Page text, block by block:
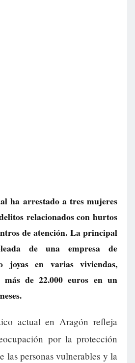
ha arrestado a tres mujeres
relacionados con hurtos
de atención. La principal
de una empresa de
joyas en varias viviendas,
más de 22.000 euros en un
actual en Aragón refleja
por la protección
las personas vulnerables y la